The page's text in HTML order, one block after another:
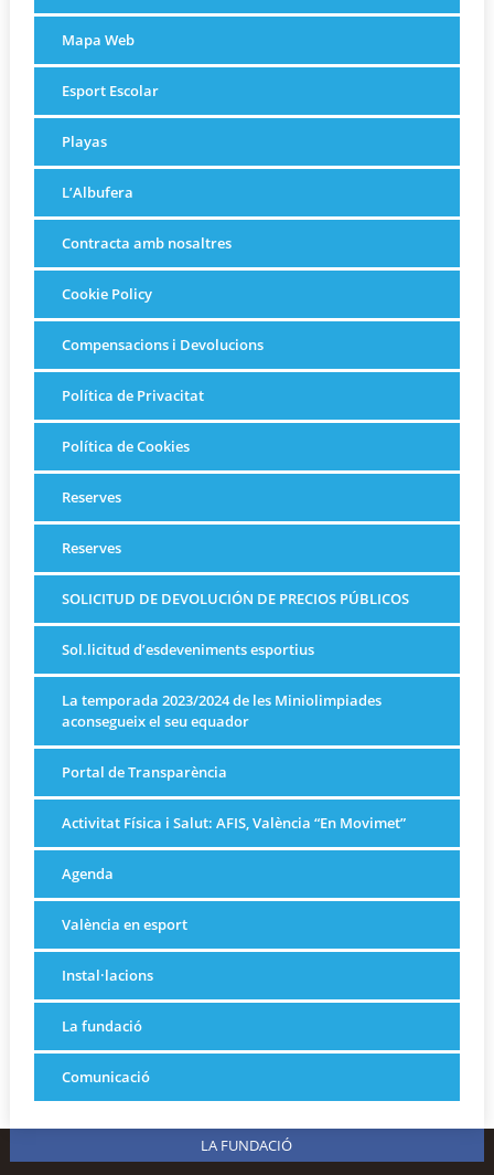
Mapa Web
Esport Escolar
Playas
L’Albufera
Contracta amb nosaltres
Cookie Policy
Compensacions i Devolucions
Política de Privacitat
Política de Cookies
Reserves
Reserves
SOLICITUD DE DEVOLUCIÓN DE PRECIOS PÚBLICOS
Sol.licitud d’esdeveniments esportius
La temporada 2023/2024 de les Miniolimpiades
aconsegueix el seu equador
Portal de Transparència
Activitat Física i Salut: AFIS, València “En Movimet”
Agenda
València en esport
Instal·lacions
La fundació
Comunicació
LA FUNDACIÓ